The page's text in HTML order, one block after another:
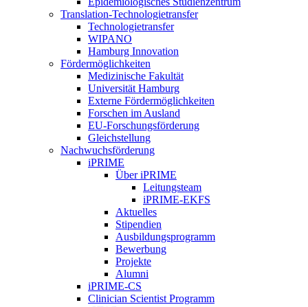
Translation-Technologietransfer
Technologietransfer
WIPANO
Hamburg Innovation
Fördermöglichkeiten
Medizinische Fakultät
Universität Hamburg
Externe Fördermöglichkeiten
Forschen im Ausland
EU-Forschungsförderung
Gleichstellung
Nachwuchsförderung
iPRIME
Über iPRIME
Leitungsteam
iPRIME-EKFS
Aktuelles
Stipendien
Ausbildungsprogramm
Bewerbung
Projekte
Alumni
iPRIME-CS
Clinician Scientist Programm